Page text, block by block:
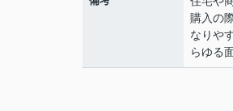
購入の
なりや
らゆる